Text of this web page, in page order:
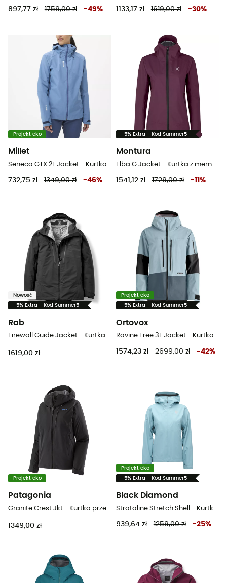
897,77 zł 1759,00 zł -49% 1133,17 zł 1619,00 zł -30%
Projekt eko
Millet
732,75 zł 1349,00 zł -46%
-5% Extra - Kod Summer5
Montura
1541,12 zł 1729,00 zł -11 %
Nowość
-5% Extra - Kod Summer5
Rab
1619,00 zł
Projekt eko
-5% Extra - Kod Summer5
Ortovox
1574,23 zł 2699,00 zł -42%
Projekt eko
Patagonia
1349,00 zł
Projekt eko
-5% Extra - Kod Summer5
Black Diamond
939,64 zł 1259,00 zł -25%